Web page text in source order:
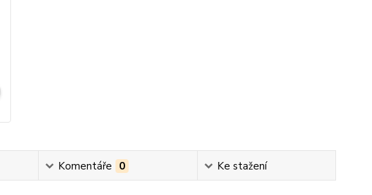
Komentáře 0 Ke stažení